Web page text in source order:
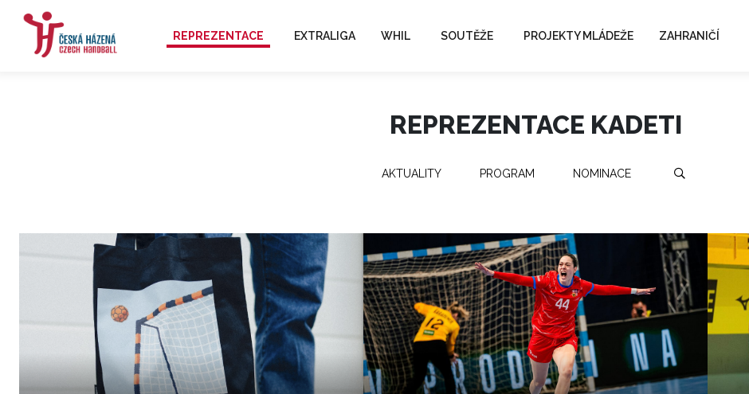
REPREZENTACE EXTRALIGA WHIL SOUTĚŽE PROJEKTY MLÁDEŽE ZAHRANIČÍ
REPREZENTACE KADETI
AKTUALITY PROGRAM NOMINACE